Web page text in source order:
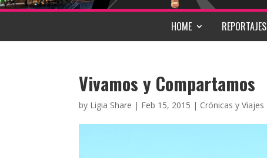
HOME REPORTAJES
Vivamos y Compartamos
by Ligia Share | Feb 15, 2015 | Crónicas y Viajes